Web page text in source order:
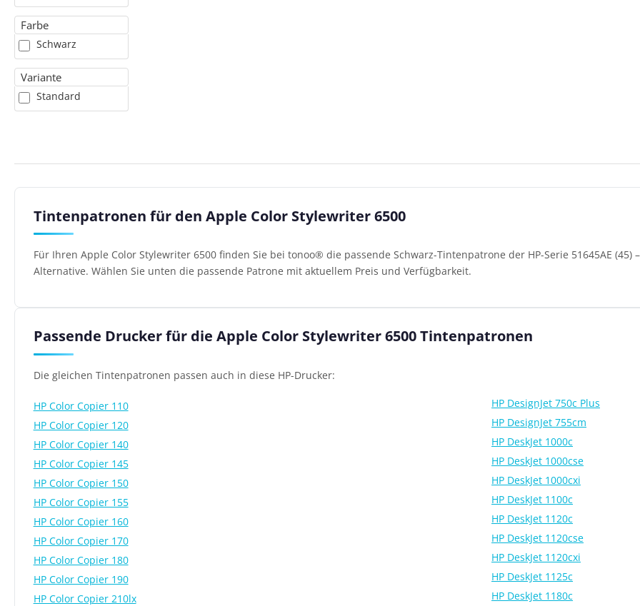
Farbe
Schwarz
Variante
Standard
Tintenpatronen für den Apple Color Stylewriter 6500
Für Ihren Apple Color Stylewriter 6500 finden Sie bei tonoo® die passende Schwarz-Tintenpatrone der HP-Serie 51645AE
Alternative. Wählen Sie unten die passende Patrone mit aktuellem Preis und Verfügbarkeit.
Passende Drucker für die Apple Color Stylewriter 6500 Tintenpatronen
Die gleichen Tintenpatronen passen auch in diese HP-Drucker:
HP Color Copier 110
HP Color Copier 120
HP Color Copier 140
HP Color Copier 145
HP Color Copier 150
HP Color Copier 155
HP Color Copier 160
HP Color Copier 170
HP Color Copier 180
HP Color Copier 190
HP Color Copier 210lx
HP DesignJet 750c Plus
HP DesignJet 755cm
HP DeskJet 1000c
HP DeskJet 1000cse
HP DeskJet 1000cxi
HP DeskJet 1100c
HP DeskJet 1120c
HP DeskJet 1120cse
HP DeskJet 1120cxi
HP DeskJet 1125c
HP DeskJet 1180c